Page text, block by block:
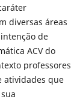
diversas áreas
de
ACV do
professores
atividades que